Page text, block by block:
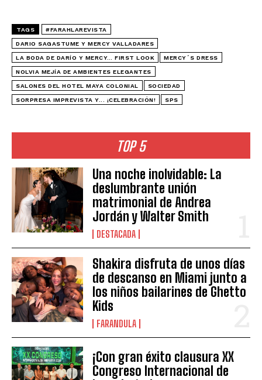
TOP 5
Una noche inolvidable: La
deslumbrante unión
matrimonial de Andrea
Jordán y Walter Smith
DESTACADA
Shakira disfruta de unos días
de descanso en Miami junto a
los niños bailarines de Ghetto
Kids
FARANDULA
¡Con gran éxito clausura XX
Congreso Internacional de
TAGS #FARAHLAREVISTA
DARIO SAGASTUME Y MERCY VALLADARES
LA BODA DE DARÍO Y MERCY… FIRST LOOK MERCY´S DRESS
NOLVIA MEJÍA DE AMBIENTES ELEGANTES
SALONES DEL HOTEL MAYA COLONIAL SOCIEDAD
SORPRESA IMPREVISTA Y... ¡CELEBRACIÓN! SPS